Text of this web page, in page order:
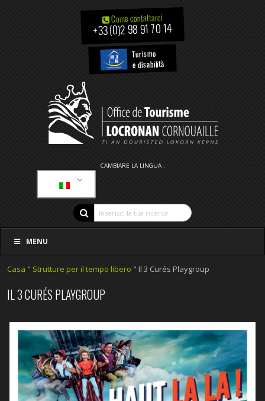
Come contattarci
+33 (0)2 98 91 70 14
Turismo
e disabilità
CAMBIARE LA LINGUA :
MENU
Casa " Strutture per il tempo libero " Il 3 Curés Playgroup
IL 3 CURÉS PLAYGROUP